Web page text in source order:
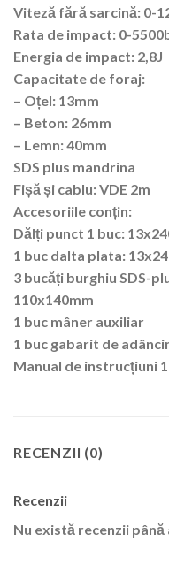
Viteză fără sarcină: 0-
Rata de impact: 0-
Energia de impact: 2,8J
Capacitate de foraj:
– Oțel: 13mm
– Beton: 26mm
– Lemn: 40mm
SDS plus mandrina
Fișă și cablu: VDE 2m
Accesoriile conțin:
Dălți punct 1 buc:
1 buc dalta plata:
3 bucăți burghiu SDS-
110x140mm
1 buc mâner auxiliar
1 buc gabarit de
Manual de instrucțiuni
RECENZII (0)
Recenzii
Nu există recenzii până